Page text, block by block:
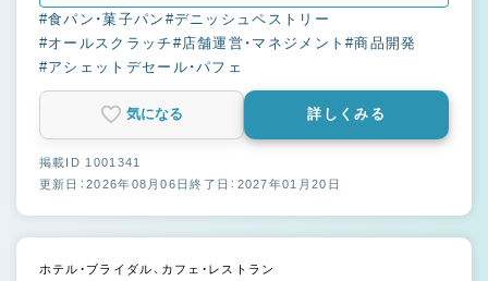
#食パン・菓子パン #デニッシュペストリー
#オールスクラッチ #店舗運営・マネジメント#商品開発
#アシェットデセール・パフェ
気になる 詳しくみる
掲載ID 1001341
更新日：2026年08月06日終了日：2027年01月20日
ホテル・ブライダル、カフェ・レストラン